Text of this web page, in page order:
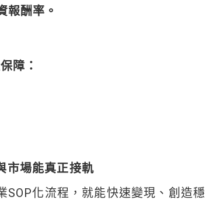
報酬率。
障：
市場能真正接軌
化流程，就能快速變現、創造穩